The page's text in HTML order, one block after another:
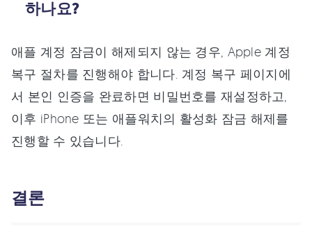
하나요?
애플 계정 잠금이 해제되지 않는 경우, Apple 계정
복구 절차를 진행해야 합니다. 계정 복구 페이지에
서 본인 인증을 완료하면 비밀번호를 재설정하고,
이후 iPhone 또는 애플워치의 활성화 잠금 해제를
진행할 수 있습니다.
결론